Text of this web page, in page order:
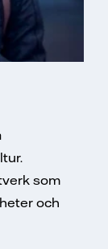
som
och